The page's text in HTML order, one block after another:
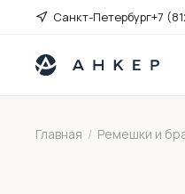
Санкт-Петербург+7
Главная / Ремешки и